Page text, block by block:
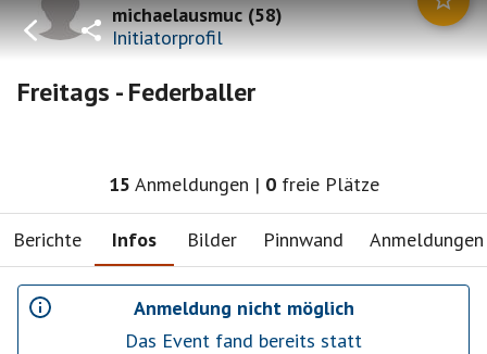
michaelausmuc(58)
Initiatorprofil
Freitags - Federballer
15 Anmeldungen | 0 freie Plätze
Berichte Infos Bilder Pinnwand Anmeldungen
Anmeldung nicht möglich
Das Event fand bereits statt